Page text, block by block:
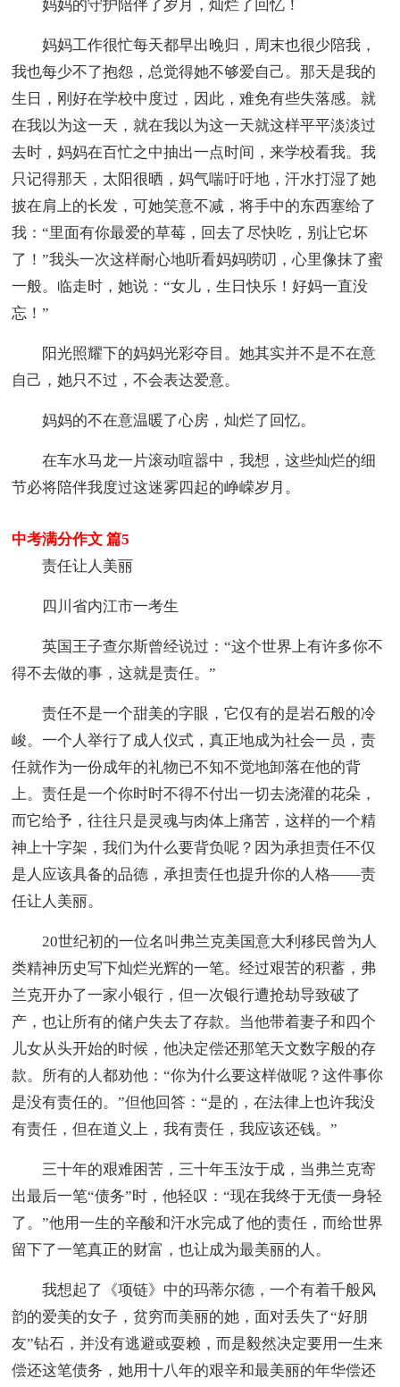
妈妈的守护陪伴了岁月，灿烂了回忆！
妈妈工作很忙每天都早出晚归，周末也很少陪我，
我也每少不了抱怨，总觉得她不够爱自己。那天是我的
生日，刚好在学校中度过，因此，难免有些失落感。就
在我以为这一天，就在我以为这一天就这样平平淡淡过
去时，妈妈在百忙之中抽出一点时间，来学校看我。我
只记得那天，太阳很晒，妈气喘吁吁地，汗水打湿了她
披在肩上的长发，可她笑意不减，将手中的东西塞给了
我：“里面有你最爱的草莓，回去了尽快吃，别让它坏
了！”我头一次这样耐心地听看妈妈唠叨，心里像抹了蜜
一般。临走时，她说：“女儿，生日快乐！好妈一直没
忘！”
阳光照耀下的妈妈光彩夺目。她其实并不是不在意
自己，她只不过，不会表达爱意。
妈妈的不在意温暖了心房，灿烂了回忆。
在车水马龙一片滚动喧嚣中，我想，这些灿烂的细
节必将陪伴我度过这迷雾四起的峥嵘岁月。
中考满分作文 篇5
责任让人美丽
四川省内江市一考生
英国王子查尔斯曾经说过：“这个世界上有许多你不
得不去做的事，这就是责任。”
责任不是一个甜美的字眼，它仅有的是岩石般的冷
峻。一个人举行了成人仪式，真正地成为社会一员，责
任就作为一份成年的礼物已不知不觉地卸落在他的背
上。责任是一个你时时不得不付出一切去浇灌的花朵，
而它给予，往往只是灵魂与肉体上痛苦，这样的一个精
神上十字架，我们为什么要背负呢？因为承担责任不仅
是人应该具备的品德，承担责任也提升你的人格——责
任让人美丽。
20世纪初的一位名叫弗兰克美国意大利移民曾为人
类精神历史写下灿烂光辉的一笔。经过艰苦的积蓄，弗
兰克开办了一家小银行，但一次银行遭抢劫导致破了
产，也让所有的储户失去了存款。当他带着妻子和四个
儿女从头开始的时候，他决定偿还那笔天文数字般的存
款。所有的人都劝他：“你为什么要这样做呢？这件事你
是没有责任的。”但他回答：“是的，在法律上也许我没
有责任，但在道义上，我有责任，我应该还钱。”
三十年的艰难困苦，三十年玉汝于成，当弗兰克寄
出最后一笔“债务”时，他轻叹：“现在我终于无债一身轻
了。”他用一生的辛酸和汗水完成了他的责任，而给世界
留下了一笔真正的财富，也让成为最美丽的人。
我想起了《项链》中的玛蒂尔德，一个有着千般风
韵的爱美的女子，贫穷而美丽的她，面对丢失了“好朋
友”钻石，并没有逃避或耍赖，而是毅然决定要用一生来
偿还这笔债务，她用十八年的艰辛和最美丽的年华偿还